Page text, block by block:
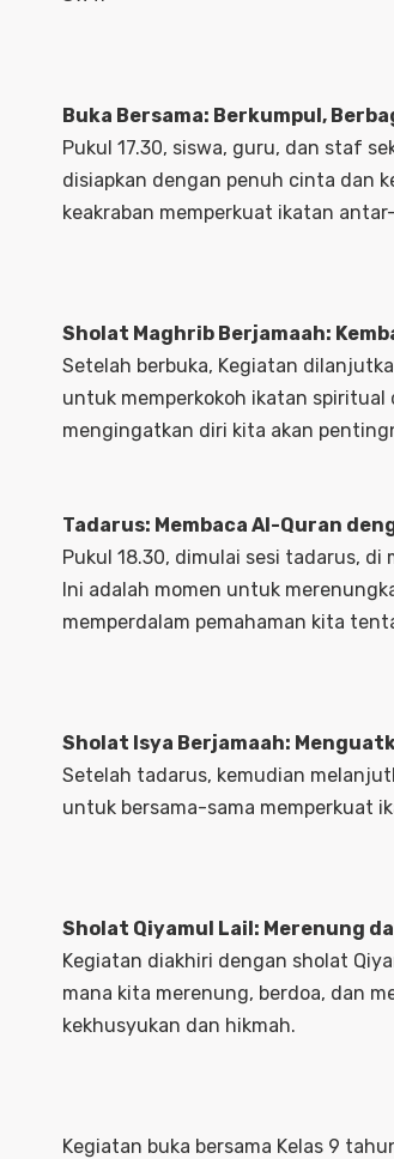
Buka Bersama: Berkumpul,
Pukul 17.30, siswa, guru, dan staf
disiapkan dengan penuh cinta dan
keakraban memperkuat ikatan
Sholat Maghrib Berjamaah:
Setelah berbuka, Kegiatan
untuk memperkokoh ikatan spiritual
mengingatkan diri kita akan
Tadarus: Membaca Al-Quran
Pukul 18.30, dimulai sesi tadarus,
Ini adalah momen untuk
memperdalam pemahaman kita
Sholat Isya Berjamaah:
Setelah tadarus, kemudian
untuk bersama-sama memperkuat
Sholat Qiyamul Lail: Merenung
Kegiatan diakhiri dengan sholat
mana kita merenung, berdoa, dan
kekhusyukan dan hikmah.
Kegiatan buka bersama Kelas 9